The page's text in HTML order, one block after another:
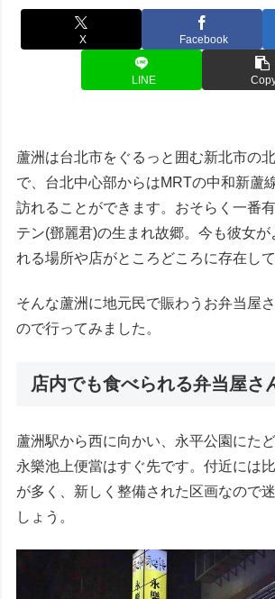
X Facebook
LINE
蘆洲は台北市をぐるっと囲む新北市の
で、台北中心部からはMRTの中和新蘆
訪れることができます。おそらく一番
テン(鄧麗君)の生まれ故郷。今も彼女
れる場所や店がところどころに存在して
そんな蘆洲に地元民で賑わうお弁当屋
ので行ってみました。
店内でも食べられる弁当屋さ
蘆洲駅から西に向かい、永平公園にた
永樂池上便當はすぐ先です。付近には
が多く、新しく整備された区画なので
しょう。